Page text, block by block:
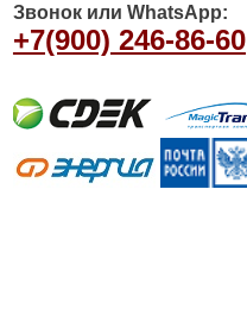
Звонок или WhatsApp:
+7(900) 246-86-60